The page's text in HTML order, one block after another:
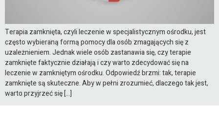
Terapia zamknięta, czyli leczenie w specjalistycznym ośrodku, jest
często wybieraną formą pomocy dla osób zmagających się z
uzależnieniem. Jednak wiele osób zastanawia się, czy terapie
zamknięte faktycznie działają i czy warto zdecydować się na
leczenie w zamkniętym ośrodku. Odpowiedź brzmi: tak, terapie
zamknięte są skuteczne. Aby w pełni zrozumieć, dlaczego tak jest,
warto przyjrzeć się […]